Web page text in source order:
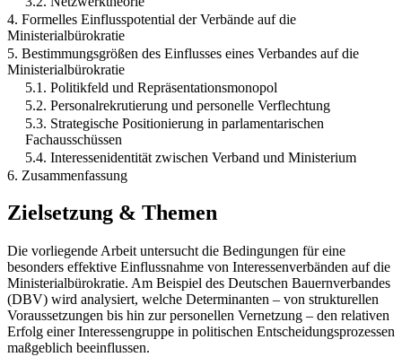
4. Formelles Einflusspotential der Verbände auf die
Ministerialbürokratie
5. Bestimmungsgrößen des Einflusses eines Verbandes auf die
Ministerialbürokratie
5.1. Politikfeld und Repräsentationsmonopol
5.2. Personalrekrutierung und personelle Verflechtung
5.3. Strategische Positionierung in parlamentarischen
Fachausschüssen
5.4. Interessenidentität zwischen Verband und Ministerium
6. Zusammenfassung
Zielsetzung & Themen
Die vorliegende Arbeit untersucht die Bedingungen für eine
besonders effektive Einflussnahme von Interessenverbänden auf die
Ministerialbürokratie. Am Beispiel des Deutschen Bauernverbandes
(DBV) wird analysiert, welche Determinanten – von strukturellen
Voraussetzungen bis hin zur personellen Vernetzung – den relativen
Erfolg einer Interessengruppe in politischen Entscheidungsprozessen
maßgeblich beeinflussen.